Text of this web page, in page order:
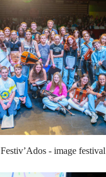
Festiv’Ados - image festival